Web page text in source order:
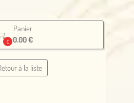
0
Panier
0.00 €
à la liste